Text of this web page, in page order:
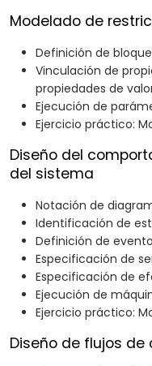
Modelado de
Definición de
Vinculación de
propiedades de
Ejecución de
Ejercicio práctico:
Diseño del
del sistema
Notación de
Identificación de
Definición de
Especificación de
Especificación de
Ejecución de
Ejercicio práctico:
Diseño de flujos